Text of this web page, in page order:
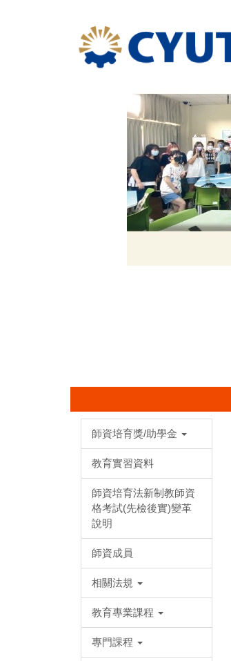
師資培育獎/助學金
教育實習資料
師資培育法新制教師資
格考試(先檢後實)變革
說明
師資成員
相關法規
教育專業課程
專門課程